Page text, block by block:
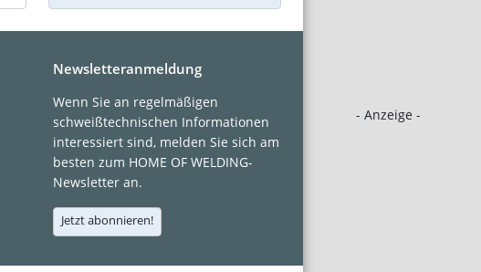
- Anzeige -
Newsletteranmeldung
Wenn Sie an regelmäßigen
schweißtechnischen Informationen
interessiert sind, melden Sie sich am
besten zum HOME OF WELDING-
Newsletter an.
Jetzt abonnieren!